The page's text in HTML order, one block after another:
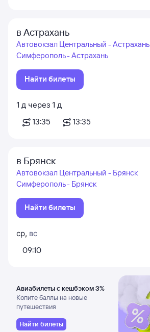
в Астрахань
Автовокзал Центральный - Астрахань
Симферополь - Астрахань
Найти билеты
1 д через 1 д
13:35
13:35
в Брянск
Автовокзал Центральный - Брянск
Симферополь - Брянск
Найти билеты
ср, вс
09:10
Авиабилеты с кешбэком 3%
Копите баллы на новые
путешествия
Найти билеты